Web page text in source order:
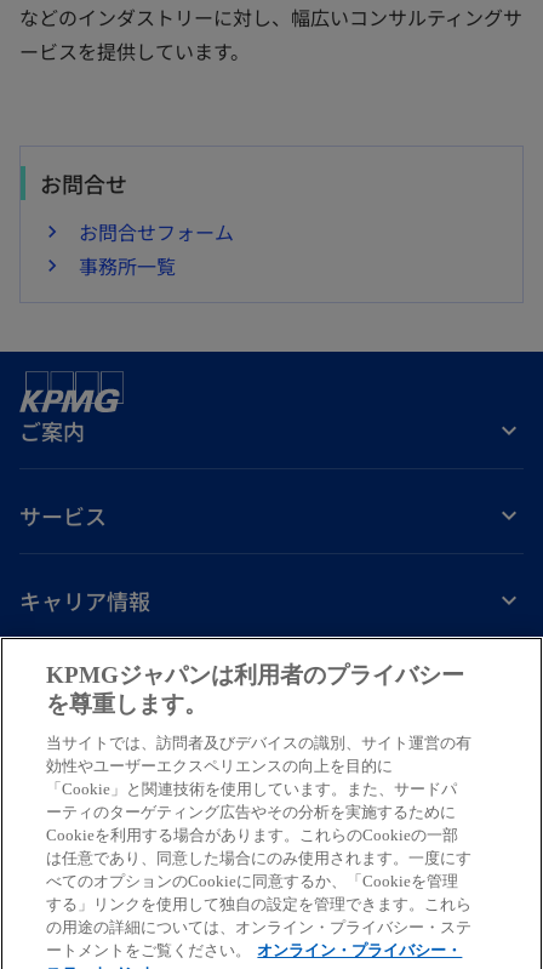
などのインダストリーに対し、幅広いコンサルティングサ
ービスを提供しています。
お問合せ
お問合せフォーム
事務所一覧
ご案内
サービス
キャリア情報
し
い
タ
ブ
で
開
く
新
し
タ
ブ
で
開
く
し
タ
ブ
で
開
く
し
タ
ブ
で
開
く
し
タ
ブ
で
開
く
免責事項プライバシーポリシー
© 2026 KPMG AZSA LLC, a limited liability audit corporation
incorporated under the Japanese Certified Public Accountants Law and
a member firm of the KPMG global organization of independent member
firms affiliated with KPMG International Limited, a private English
company limited by guarantee. All rights reserved. © 2026 KPMG Tax
Corporation, a tax corporation incorporated under the Japanese CPTA
Law and a member firm of the KPMG global organization of independent
member firms affiliated with KPMG International Limited, a private
KPMGジャパンは利用者のプライバシー
を尊重します。
当サイトでは、訪問者及びデバイスの識別、サイト運営の有
効性やユーザーエクスペリエンスの向上を目的に
「Cookie」と関連技術を使用しています。また、サードパ
ーティのターゲティング広告やその分析を実施するために
Cookieを利用する場合があります。これらのCookieの一部
は任意であり、同意した場合にのみ使用されます。一度にす
べてのオプションのCookieに同意するか、「Cookieを管理
する」リンクを使用して独自の設定を管理できます。これら
の用途の詳細については、オンライン・プライバシー・ステ
ートメントをご覧ください。
オンライン・プライバシー・